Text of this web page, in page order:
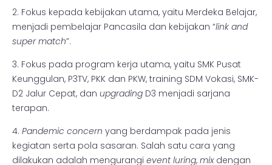
2. Fokus kepada kebijakan utama, yaitu Merdeka Belajar,
menjadi pembelajar Pancasila dan kebijakan “link and
super match”.
3. Fokus pada program kerja utama, yaitu SMK Pusat
Keunggulan, P3TV, PKK dan PKW, training SDM Vokasi, SMK-
D2 Jalur Cepat, dan upgrading D3 menjadi sarjana
terapan.
4. Pandemic concern yang berdampak pada jenis
kegiatan serta pola sasaran. Salah satu cara yang
dilakukan adalah mengurangi event luring, mixdengan